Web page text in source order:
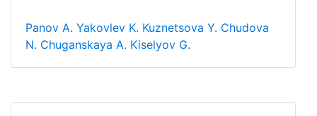
Panov A. Yakovlev K. Kuznetsova Y. Chudova
N. Chuganskaya A. Kiselyov G.